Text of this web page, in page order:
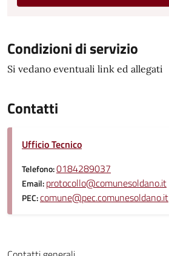
Condizioni di servizio
Si vedano eventuali link ed allegati
Contatti
Ufficio Tecnico
Telefono:0184289037
Email:protocollo@comunesoldano.it
PEC:comune@pec.comunesoldano.it